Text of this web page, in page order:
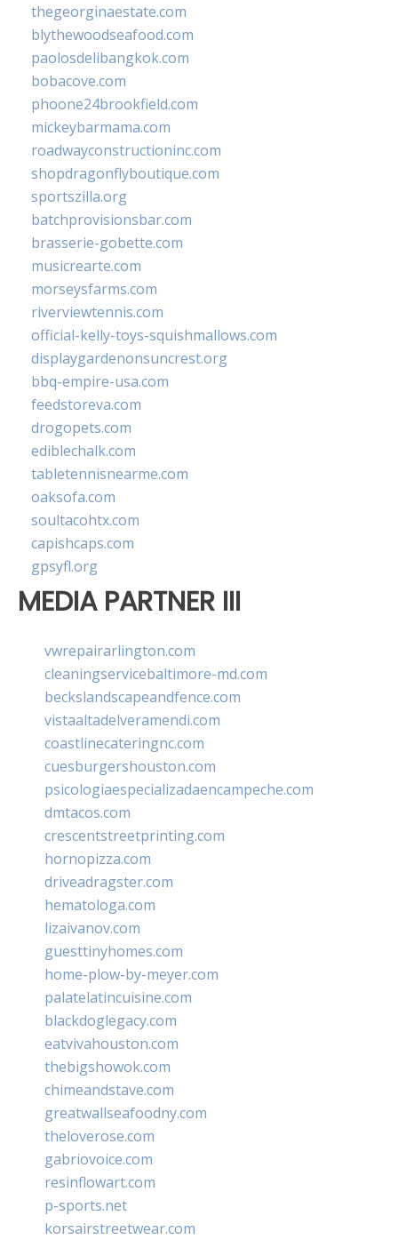
thegeorginaestate.com
blythewoodseafood.com
paolosdelibangkok.com
bobacove.com
phoone24brookfield.com
mickeybarmama.com
roadwayconstructioninc.com
shopdragonflyboutique.com
sportszilla.org
batchprovisionsbar.com
brasserie-gobette.com
musicrearte.com
morseysfarms.com
riverviewtennis.com
official-kelly-toys-squishmallows.com
displaygardenonsuncrest.org
bbq-empire-usa.com
feedstoreva.com
drogopets.com
ediblechalk.com
tabletennisnearme.com
oaksofa.com
soultacohtx.com
capishcaps.com
gpsyfl.org
MEDIA PARTNER III
vwrepairarlington.com
cleaningservicebaltimore-md.com
beckslandscapeandfence.com
vistaaltadelveramendi.com
coastlinecateringnc.com
cuesburgershouston.com
psicologiaespecializadaencampeche.com
dmtacos.com
crescentstreetprinting.com
hornopizza.com
driveadragster.com
hematologa.com
lizaivanov.com
guesttinyhomes.com
home-plow-by-meyer.com
palatelatincuisine.com
blackdoglegacy.com
eatvivahouston.com
thebigshowok.com
chimeandstave.com
greatwallseafoodny.com
theloverose.com
gabriovoice.com
resinflowart.com
p-sports.net
korsairstreetwear.com